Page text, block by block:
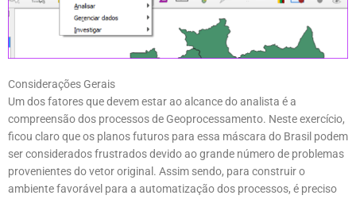
Considerações Gerais
Um dos fatores que devem estar ao alcance do analista é a
compreensão dos processos de Geoprocessamento. Neste exercício,
ficou claro que os planos futuros para essa máscara do Brasil podem
ser considerados frustrados devido ao grande número de problemas
provenientes do vetor original. Assim sendo, para construir o
ambiente favorável para a automatização dos processos, é preciso